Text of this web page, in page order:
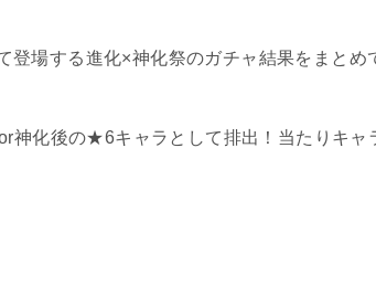
登場する進化×神化祭のガチャ結果をまとめ
神化後の★6キャラとして排出！当たりキャ